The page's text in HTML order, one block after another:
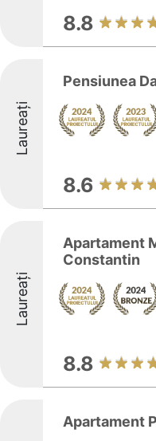
8.8
Laureați
Pensiunea
8.6
Laureați
Apartament
Constantin
8.8
Apartament